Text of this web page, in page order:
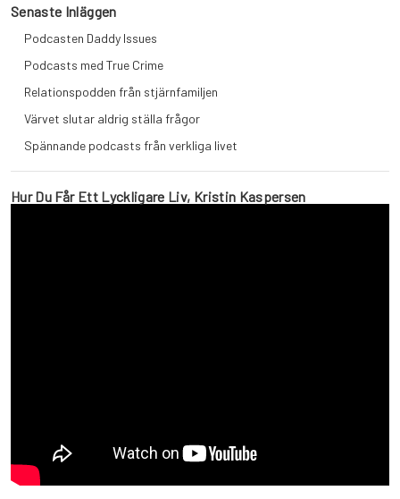
Senaste Inläggen
Podcasten Daddy Issues
Podcasts med True Crime
Relationspodden från stjärnfamiljen
Värvet slutar aldrig ställa frågor
Spännande podcasts från verkliga livet
Hur Du Får Ett Lyckligare Liv, Kristin Kaspersen